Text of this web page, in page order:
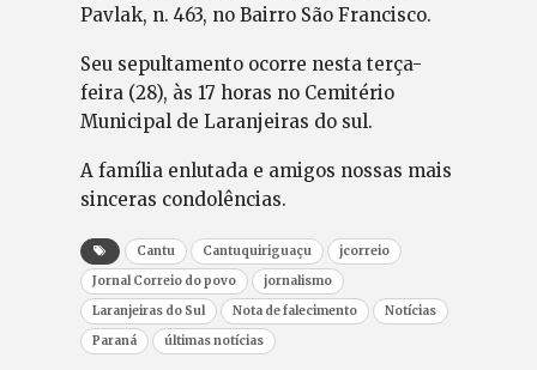
Pavlak, n. 463, no Bairro São Francisco.
Seu sepultamento ocorre nesta terça-
feira (28), às 17 horas no Cemitério
Municipal de Laranjeiras do sul.
A família enlutada e amigos nossas mais
sinceras condolências.
Cantu Cantuquiriguaçu
jcorreio
Jornal Correio do povo
jornalismo
Laranjeiras do Sul
Nota de falecimento
Notícias
Paraná
últimas notícias